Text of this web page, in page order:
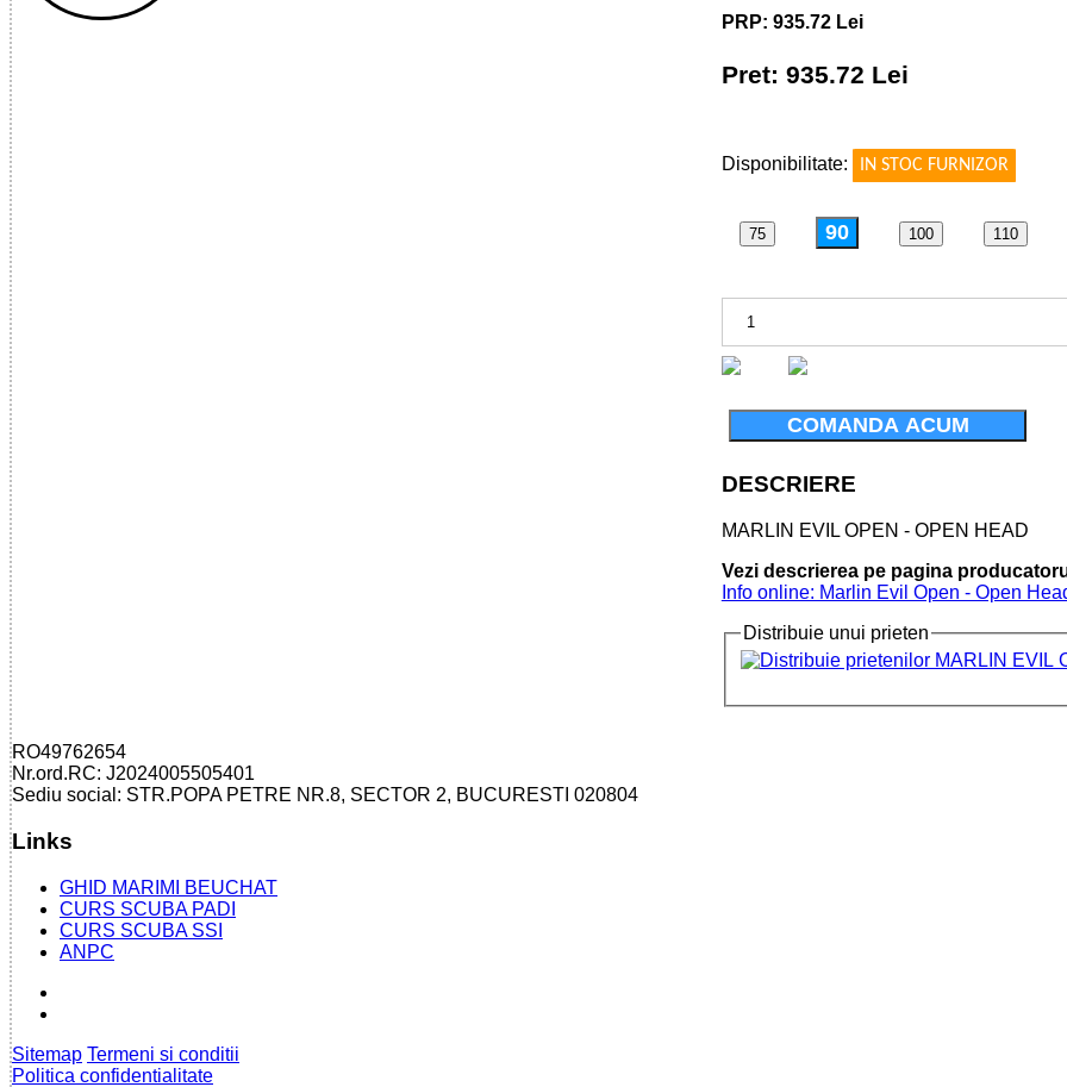
PRP: 935.72 Lei
Pret: 935.72 Lei
Disponibilitate:
IN STOC FURNIZOR
75 90 100 110
COMANDA ACUM
DESCRIERE
MARLIN EVIL OPEN - OPEN HEAD
Vezi descrierea pe pagina
Info online: Marlin Evil Open - Open
Distribuie unui prieten
RO49762654
Nr.ord.RC: J2024005505401
Sediu social: STR.POPA PETRE NR.8, SECTOR 2, BUCURESTI 020804
Links
GHID MARIMI BEUCHAT
CURS SCUBA PADI
CURS SCUBA SSI
ANPC
Sitemap Termeni si conditii
Politica confidentialitate